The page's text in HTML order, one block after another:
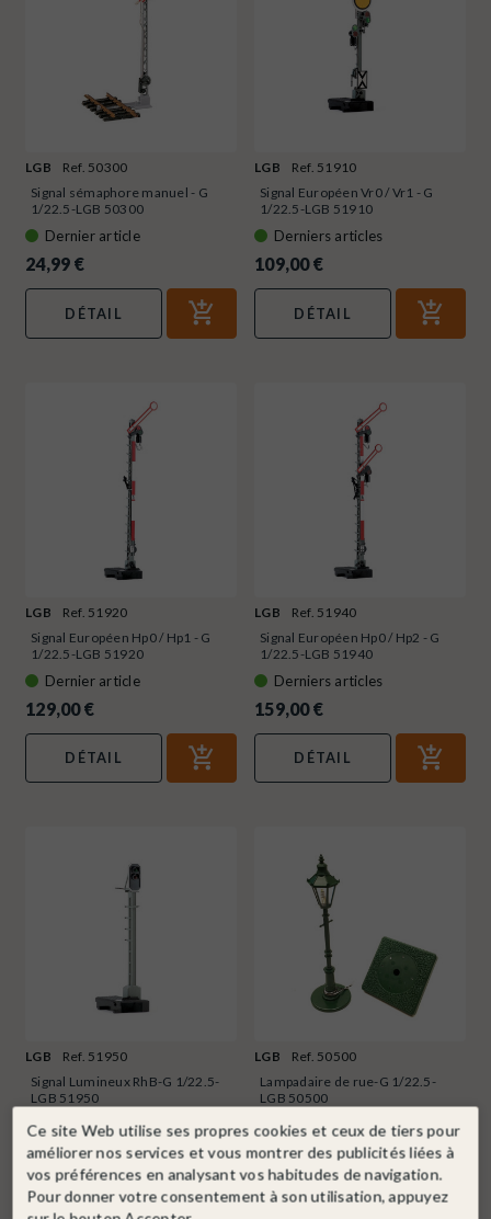
LGB
Ref. 50300
Signal sémaphore manuel - G
1/22.5-LGB 50300
Dernier article
24,99 €
DÉTAIL
LGB
Ref. 51910
Signal Européen Vr0 / Vr1 - G
1/22.5-LGB 51910
Derniers articles
109,00 €
DÉTAIL
LGB
Ref. 51920
Signal Européen Hp0 / Hp1 - G
1/22.5-LGB 51920
Dernier article
129,00 €
DÉTAIL
LGB
Ref. 51940
Signal Européen Hp0 / Hp2 - G
1/22.5-LGB 51940
Derniers articles
159,00 €
DÉTAIL
LGB
Ref. 51950
Signal Lumineux RhB-G 1/22.5-
LGB 51950
Dernier article
99,99 €
DÉTAIL
LGB
Ref. 50500
Lampadaire de rue-G 1/22.5-
LGB 50500
En stock !
28,99 €
DÉTAIL
Ce site Web utilise ses propres cookies et ceux de tiers pour
améliorer nos services et vous montrer des publicités liées à
vos préférences en analysant vos habitudes de navigation.
Pour donner votre consentement à son utilisation, appuyez